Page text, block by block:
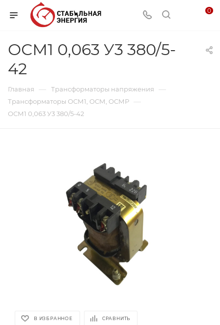
0
ОСМ1 0,063 У3 380/5-
42
Главная — Трансформаторы напряжения —
Трансформаторы ОСМ1, ОСМ, ОСМР —
ОСМ1 0,063 У3 380/5-42
В ИЗБРАННОЕ СРАВНИТЬ